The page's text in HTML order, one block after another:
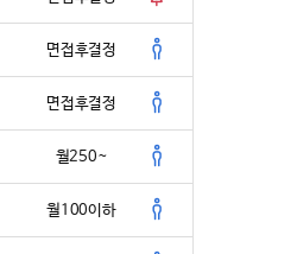
면접후결정
면접후결정
월250~
월100이하